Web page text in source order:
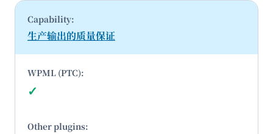
生产输出的质量保证
✓